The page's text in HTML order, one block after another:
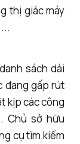
thị giác máy
sách dài
đang gấp rút
kịp các công
Chủ sở hữu
cụ tìm kiếm